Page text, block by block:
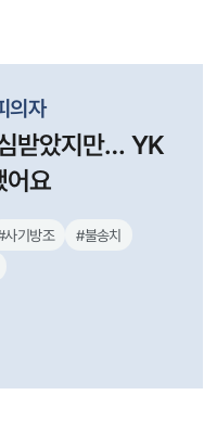
의자
받았지만… YK
어요
사기방조 #불송치